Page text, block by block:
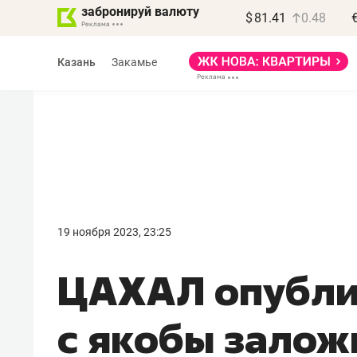
забронируй валюту $ 81.41 0.48
Казань Закамье
19 ноября 2023, 23:25
ЦАХАЛ
с якобы
правил, бизнес может
потерять минимум
полгода»